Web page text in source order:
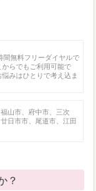
間無料フリーダイヤルで
らでもご利用可能で
みはひとりで考え込ま
山市、府中市、三次
日市市、尾道市、江田
？